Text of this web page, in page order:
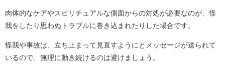
肉体的なケアやスピリチュアルな側面からの対処が必要なのが、怪
我をしたり思わぬトラブルに巻き込まれたりした場合です。
怪我や事故は、立ち止まって見直すようにとメッセージが送られて
いるので、無理に動き続けるのは避けましょう。